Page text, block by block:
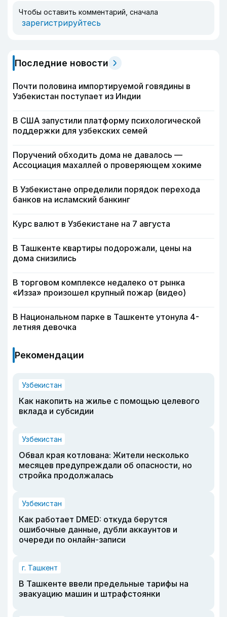
Чтобы оставить комментарий, сначала
зарегистрируйтесь
Последние новости
Почти половина импортируемой говядины в
Узбекистан поступает из Индии
В США запустили платформу психологической
поддержки для узбекских семей
Поручений обходить дома не давалось —
Ассоциация махаллей о проверяющем хокиме
В Узбекистане определили порядок перехода
банков на исламский банкинг
Курс валют в Узбекистане на 7 августа
В Ташкенте квартиры подорожали, цены на
дома снизились
В торговом комплексе недалеко от рынка
«Изза» произошел крупный пожар (видео)
В Национальном парке в Ташкенте утонула 4-
летняя девочка
Рекомендации
Узбекистан
Как накопить на жилье с помощью целевого
вклада и субсидии
Узбекистан
Обвал края котлована: Жители несколько
месяцев предупреждали об опасности, но
стройка продолжалась
Узбекистан
Как работает DMED: откуда берутся
ошибочные данные, дубли аккаунтов и
очереди по онлайн-записи
г. Ташкент
В Ташкенте ввели предельные тарифы на
эвакуацию машин и штрафстоянки